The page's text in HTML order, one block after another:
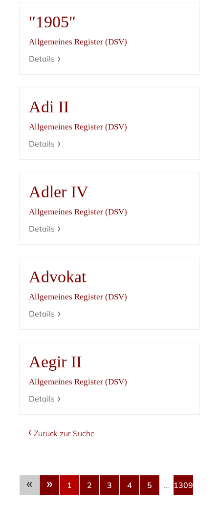
"1905"
Allgemeines Register (DSV)
Details
Adi II
Allgemeines Register (DSV)
Details
Adler IV
Allgemeines Register (DSV)
Details
Advokat
Allgemeines Register (DSV)
Details
Aegir II
Allgemeines Register (DSV)
Details
Zurück zur Suche
« » 1 2 3 4 5 … 1309